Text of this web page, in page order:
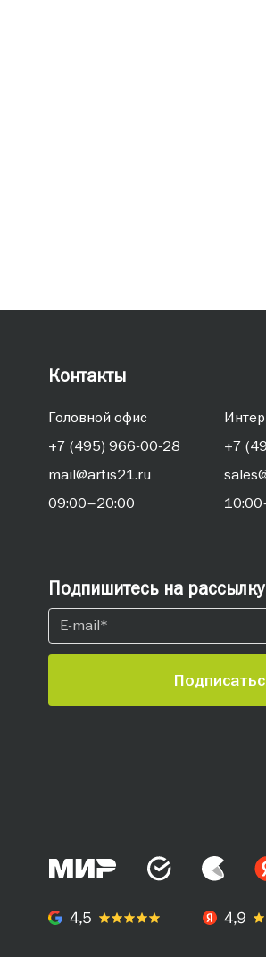
Контакты
Головной офис
+7 (495) 966-00-28
mail@artis21.ru
09:00–20:00
+7
Подпишитесь на рассылку